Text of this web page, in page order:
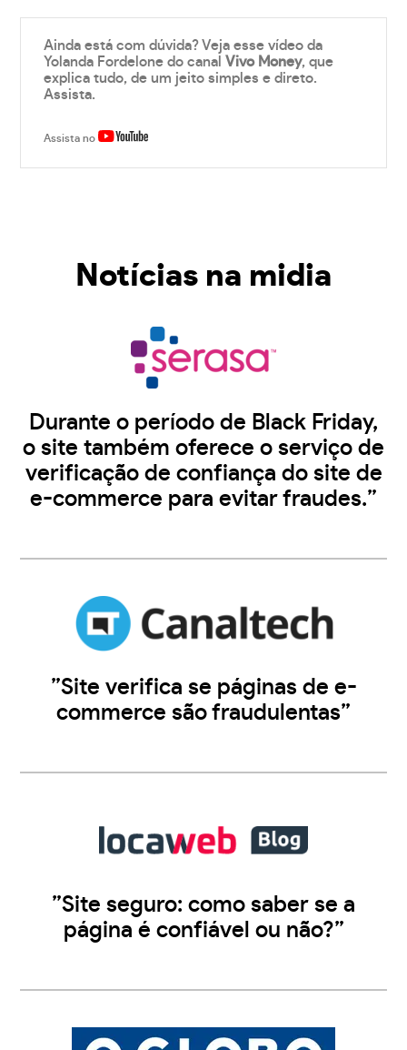
Ainda está com dúvida? Veja esse vídeo da
Yolanda Fordelone do canalVivo Money, que
explica tudo, de um jeito simples e direto.
Assista.
Assista no
Notícias na midia
Durante o período de Black Friday,
o site também oferece o serviço de
verificação de confiança do site de
e-commerce para evitar fraudes.”
”Site verifica se páginas de e-
commerce são fraudulentas”
”Site seguro: como saber se a
página é confiável ou não?”